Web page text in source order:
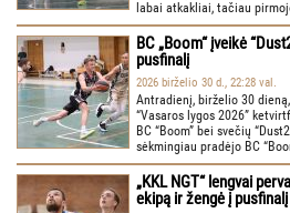
labai atkakliai, tačiau
BC „Boom“ įveikė
pusfinalį
2026 birželio 30 d., 22:28 val.
Antradienį, birželio 30
“Vasaros lygos 2026”
BC “Boom” bei svečių
sėkmingiau pradėjo BC
„KKL NGT“ lengvai
ekipą ir žengė į pusfinalį